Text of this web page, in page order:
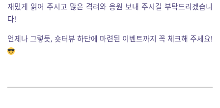
재밌게 읽어 주시고 많은 격려와 응원 보내 주시길 부탁드리겠습니
다!
언제나 그렇듯, 숏터뷰 하단에 마련된 이벤트까지 꼭 체크해 주세요!